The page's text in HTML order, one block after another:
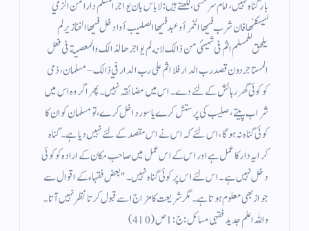
بار گناہ نہیں ، امام سرخسی، لکھتے ہیں : لاباس بان يواجر المسلم دارا من الزمي
ليسكنها فان شرب فيها الخمر أو عبد فيها الصليب أوادخل فيها الخنازير لم
يلحق للمسلم اثم فى شيئى من ذالك لانه لم يواجرها لذالك والمعصية فى فعل
المستاجر دون قصد رب الدار فلا اثم على رب الدار في ذالك – مسلمان ، ذمی
کو کوئی گھر رہائش کے لئے دے ۔ اس میں مضائقہ نہیں ۔ پھر اگر وہ اس میں
شراب پیتے ، صلیب کی پرستش کرے یا سور داخل کرے ، تو مسلمان کو ان کا
کوئی گناہ نہ ہوگا، اس لئے کہ اس نے اس مقصد کے لئے نہیں دیا ہے ۔ گناہ
کرایہ دار کا عمل ہے اور اس کے اس عمل میں صاحب مکان کے ارادہ کو کوئی
دخل نہیں ہے ۔ اس لئے اس پر کوئی گناہ نہیں ۔ " بعض فقہاء کے اقوال سے
جواز بھی معلوم ہوتا ہے ۔ مگر شریعت کا مزاج اسے قبول کرتا نظر نہیں آتا ۔
واللہ اعلم جدید فقہی مسائل : ج : 1 ص ( 410 )